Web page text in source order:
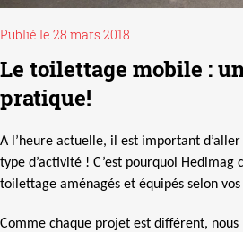
Publié le 28 mars 2018
Le toilettage mobile :
pratique!
A l’heure actuelle, il est important
type d’activité ! C’est pourquoi Hedimag
toilettage aménagés et équipés selon vos
Comme chaque projet est différent, nous